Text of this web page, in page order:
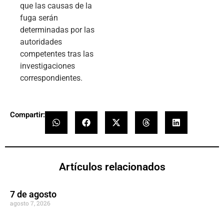
que las causas de la
fuga serán
determinadas por las
autoridades
competentes tras las
investigaciones
correspondientes.
Compartir:
Artículos relacionados
7 de agosto
agosto 7, 2026